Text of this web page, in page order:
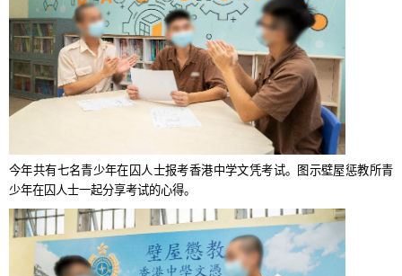
今年共有七名青少年在囚人士报考香港中学文凭考试。图示壁屋惩教所青
少年在囚人士一起分享考试的心得。